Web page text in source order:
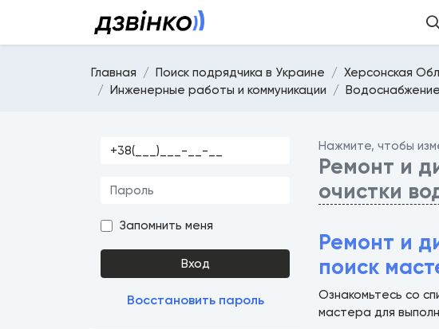
Главная Поиск подрядчика в Украине Херсонская
Инженерные работы и коммуникации
Запомнить меня
Вход
Восстановить пароль
Нажмите, чтобы
Ремонт и
очистки
Ремонт и
поиск
Ознакомьтесь со
мастера для